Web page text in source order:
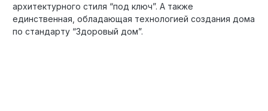
архитектурного стиля “под ключ”. А также
единственная, обладающая технологией создания дома
по стандарту “Здоровый дом”.